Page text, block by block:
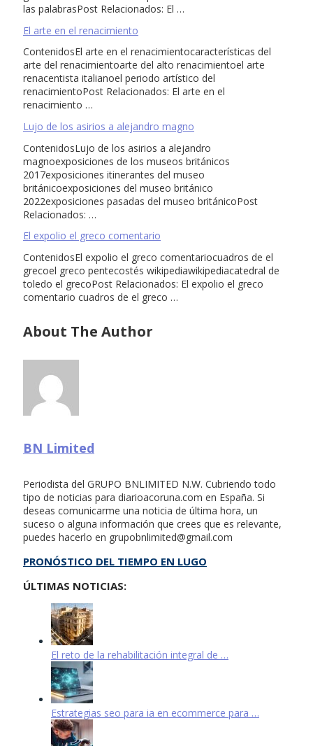
las palabrasPost Relacionados: El …
El arte en el renacimiento
ContenidosEl arte en el renacimientocaracterísticas del
arte del renacimientoarte del alto renacimientoel arte
renacentista italianoel periodo artístico del
renacimientoPost Relacionados: El arte en el
renacimiento …
Lujo de los asirios a alejandro magno
ContenidosLujo de los asirios a alejandro
magnoexposiciones de los museos británicos
2017exposiciones itinerantes del museo
británicoexposiciones del museo británico
2022exposiciones pasadas del museo británicoPost
Relacionados: …
El expolio el greco comentario
ContenidosEl expolio el greco comentariocuadros de el
grecoel greco pentecostés wikipediawikipediacatedral de
toledo el grecoPost Relacionados: El expolio el greco
comentario cuadros de el greco …
About The Author
BN Limited
Periodista del GRUPO BNLIMITED N.W. Cubriendo todo
tipo de noticias para diarioacoruna.com en España. Si
deseas comunicarme una noticia de última hora, un
suceso o alguna información que crees que es relevante,
puedes hacerlo en grupobnlimited@gmail.com
PRONÓSTICO DEL TIEMPO EN LUGO
ÚLTIMAS NOTICIAS:
El reto de la rehabilitación integral de …
Estrategias seo para ia en ecommerce para …